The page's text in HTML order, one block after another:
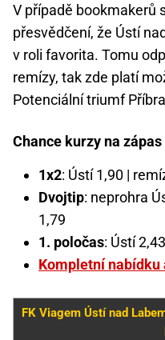
V případě bookmakerů
přesvědčení, že Ústí
v roli favorita. Tomu
remízy, tak zde platí
Potenciální triumf
Chance kurzy na
1x2: Ústí 1,90 |
Dvojtip: neprohra
1,79
1. poločas: Ústí
Kompletní nabídku
FK Viagem Ústí nad